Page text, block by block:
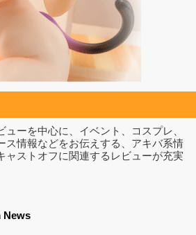
ーを中心に、イベント、コスプレ、
ス情報などをお伝えする、アキバ系情
ャストオフに関連するレビューが充実
News